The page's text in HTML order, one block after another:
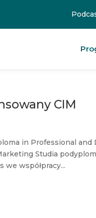
CIM
in Professional
Studia
we współpracy...